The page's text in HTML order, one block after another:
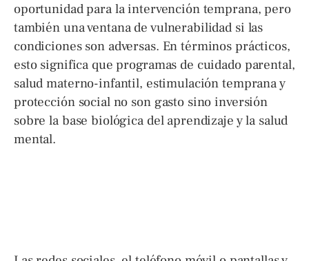
oportunidad para la intervención temprana, pero
también una ventana de vulnerabilidad si las
condiciones son adversas. En términos prácticos,
esto significa que programas de cuidado parental,
salud materno-infantil, estimulación temprana y
protección social no son gasto sino inversión
sobre la base biológica del aprendizaje y la salud
mental.